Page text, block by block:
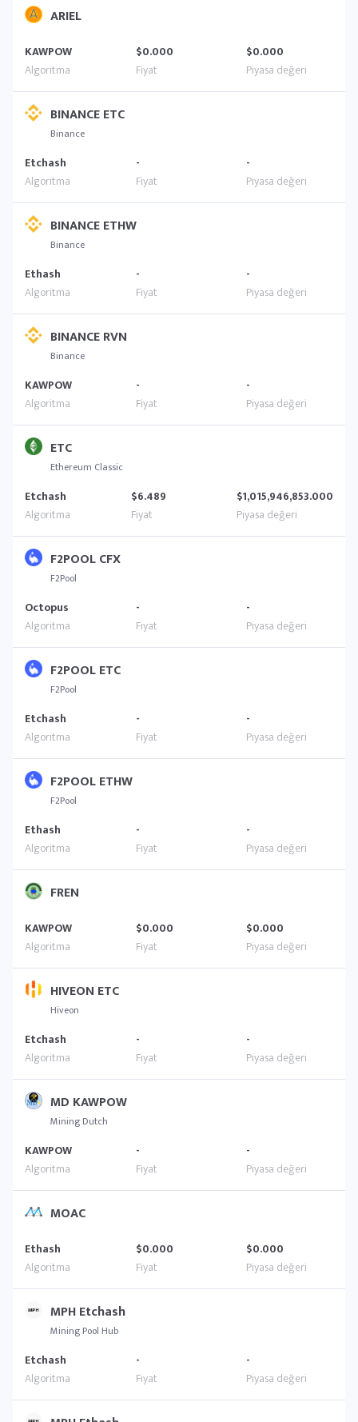
ARIEL
KAWPOW $0.000 $0.000
BINANCE ETC
Binance
Etchash - -
BINANCE ETHW
Binance
Ethash - -
BINANCE RVN
Binance
KAWPOW - -
ETC
Ethereum Classic
Etchash $6.489 $1,015,946,853.000
F2POOL CFX
F2Pool
Octopus - -
F2POOL ETC
F2Pool
Etchash - -
F2POOL ETHW
F2Pool
Ethash - -
FREN
KAWPOW $0.000 $0.000
HIVEON ETC
Hiveon
Etchash - -
MD KAWPOW
Mining Dutch
KAWPOW - -
MOAC
Ethash $0.000 $0.000
MPH Etchash
Mining Pool Hub
Etchash - -